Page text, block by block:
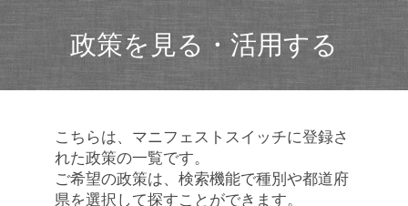
政策を見る・活用する
こちらは、マニフェストスイッチに登録さ
れた政策の一覧です。
ご希望の政策は、検索機能で種別や都道府
県を選択して探すことができます。